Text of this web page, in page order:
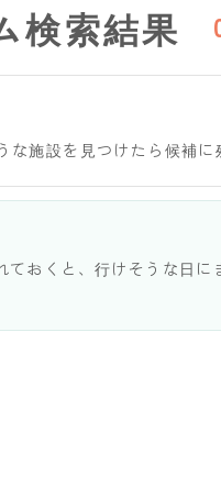
検索結果
施設を見つけたら候補に
おくと、行けそうな日